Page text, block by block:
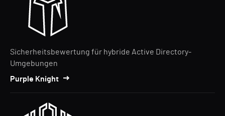
Sicherheitsbewertung für hybride Active Directory-
Umgebungen
Purple Knight